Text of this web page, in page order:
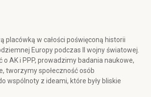
placówką w całości poświęconą historii
Europy podczas II wojny światowej.
o AK i PPP, prowadzimy badania naukowe,
tworzymy społeczność osób
wspólnoty z ideami, które były bliskie